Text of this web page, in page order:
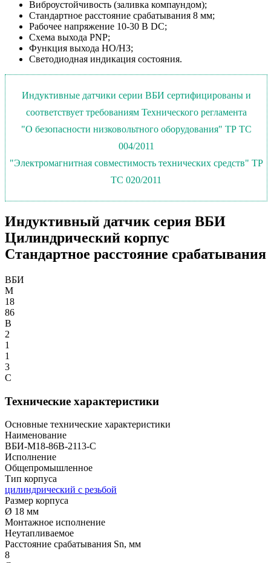
Виброустойчивость (заливка компаундом);
Стандартное расстояние срабатывания 8 мм;
Рабочее напряжение 10-30 В DC;
Схема выхода PNP;
Функция выхода НО/НЗ;
Светодиодная индикация состояния.
Индуктивные датчики серии ВБИ сертифицированы и
соответствует требованиям Технического регламента
"О безопасности низковольтного оборудования" ТР ТС
004/2011
"Электромагнитная совместимость технических средств" ТР
ТС 020/2011
Индуктивный датчик серия ВБИ
Цилиндрический корпус
Стандартное расстояние срабатывания
ВБИ
М
18
86
В
2
1
1
3
С
Технические характеристики
Основные технические характеристики
Наименование
ВБИ-М18-86В-2113-С
Исполнение
Общепромышленное
Тип корпуса
цилиндрический с резьбой
Размер корпуса
Ø 18 мм
Монтажное исполнение
Неутапливаемое
Расстояние срабатывания Sn, мм
8